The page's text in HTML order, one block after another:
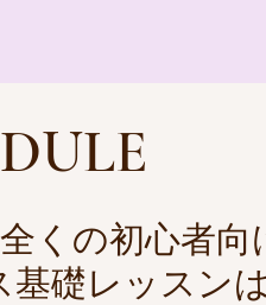
くの初心者向
基礎レッスン